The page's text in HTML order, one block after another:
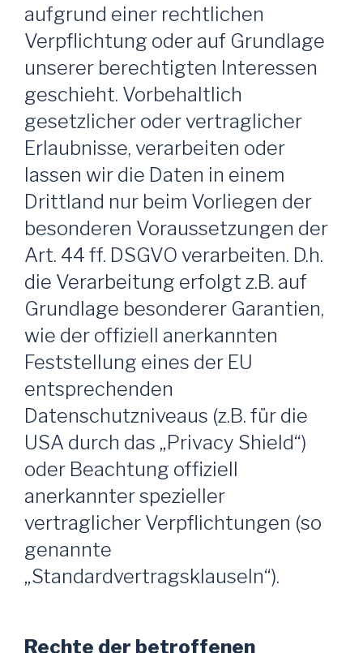
aufgrund einer rechtlichen
Verpflichtung oder auf Grundlage
unserer berechtigten Interessen
geschieht. Vorbehaltlich
gesetzlicher oder vertraglicher
Erlaubnisse, verarbeiten oder
lassen wir die Daten in einem
Drittland nur beim Vorliegen der
besonderen Voraussetzungen der
Art. 44 ff. DSGVO verarbeiten. D.h.
die Verarbeitung erfolgt z.B. auf
Grundlage besonderer Garantien,
wie der offiziell anerkannten
Feststellung eines der EU
entsprechenden
Datenschutzniveaus (z.B. für die
USA durch das „Privacy Shield“)
oder Beachtung offiziell
anerkannter spezieller
vertraglicher Verpflichtungen (so
genannte
„Standardvertragsklauseln“).
Rechte der betroffenen